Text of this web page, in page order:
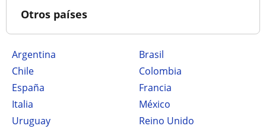
Otros países
Argentina
Brasil
Chile
Colombia
España
Francia
Italia
México
Uruguay
Reino Unido